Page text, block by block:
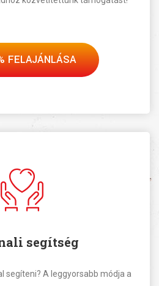
FELAJÁNLÁSA
segítség
segíteni? A leggyorsabb módja a